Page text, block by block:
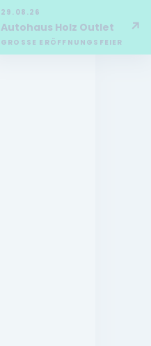
29.08.26
Autohaus Holz Outlet
GROSSE ERÖFFNUNGSFEIER
↗